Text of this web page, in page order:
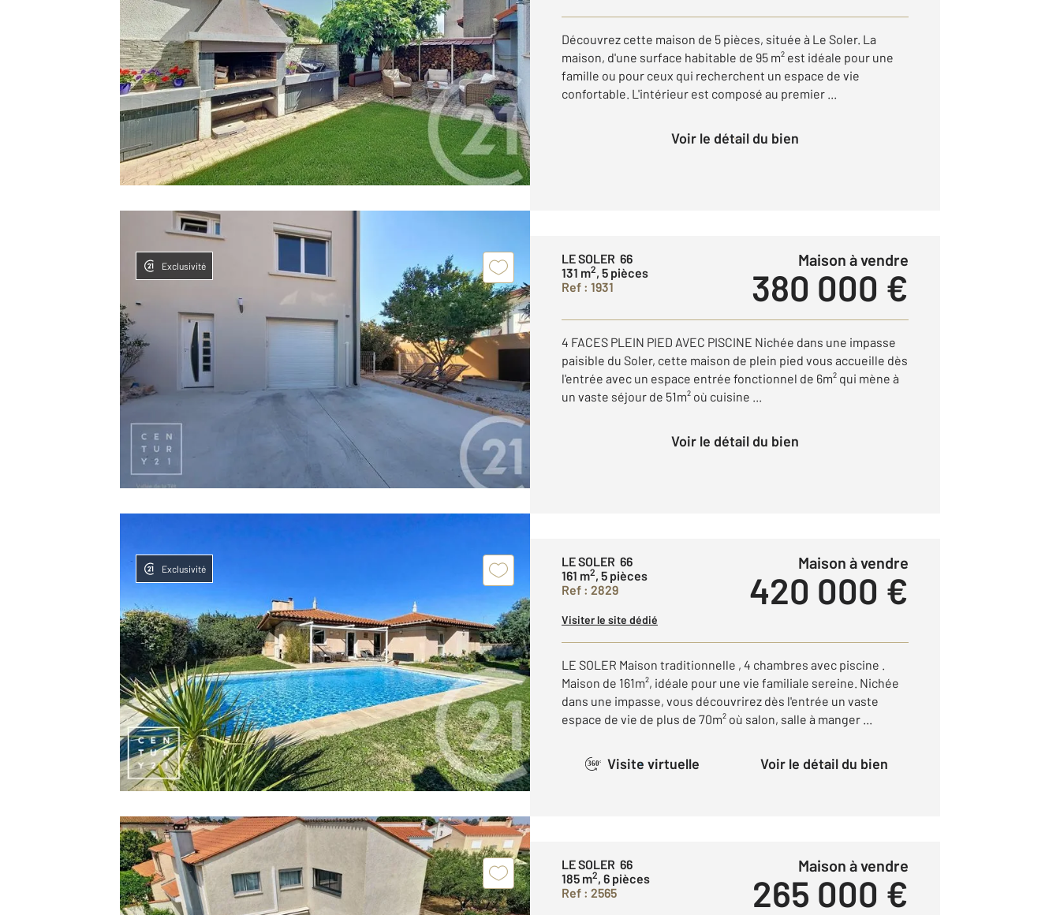
Découvrez cette maison de 5 pièces, située à Le Soler. La
maison, d'une surface habitable de 95 m² est idéale pour une
famille ou pour ceux qui recherchent un espace de vie
confortable. L'intérieur est composé au premier ...
Voir le détail du bien
Exclusivité
LE SOLER 66
131 m2, 5 pièces
Ref : 1931
Maison à vendre
380 000 €
4 FACES PLEIN PIED AVEC PISCINE Nichée dans une impasse
paisible du Soler, cette maison de plein pied vous accueille dès
l'entrée avec un espace entrée fonctionnel de 6m² qui mène à
un vaste séjour de 51m² où cuisine ...
Voir le détail du bien
Exclusivité
LE SOLER 66
161 m2, 5 pièces
Ref : 2829
Maison à vendre
420 000 €
Visiter le site dédié
LE SOLER Maison traditionnelle , 4 chambres avec piscine .
Maison de 161m², idéale pour une vie familiale sereine. Nichée
dans une impasse, vous découvrirez dès l'entrée un vaste
espace de vie de plus de 70m² où salon, salle à manger ...
360° Visite virtuelle Voir le détail du bien
LE SOLER 66
185 m2, 6 pièces
Ref : 2565
Maison à vendre
265 000 €